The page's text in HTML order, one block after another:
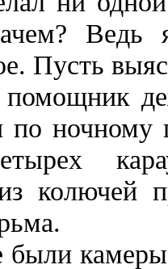
Пусть
по ночному
колючей
камеры